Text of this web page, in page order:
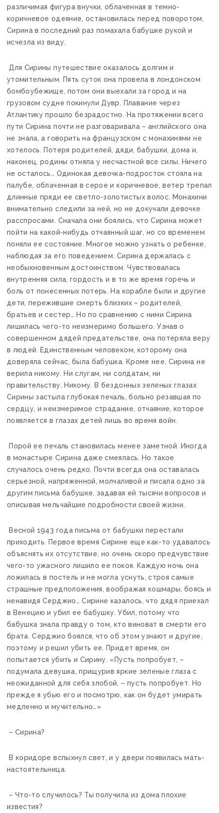
различимая фигура внучки, облаченная в темно-
коричневое одеяние, остановилась перед поворотом,
Сирина в последний раз помахала бабушке рукой и
исчезла из виду.
Для Сирины путешествие оказалось долгим и
утомительным. Пять суток она провела в лондонском
бомбоубежище, потом они выехали за город и на
грузовом судне покинули Дувр. Плавание через
Атлантику прошло безрадостно. На протяжении всего
пути Сирина почти не разговаривала – английского она
не знала, а говорить на французском с монахинями не
хотелось. Потеря родителей, дяди, бабушки, дома и,
наконец, родины отняла у несчастной все силы. Ничего
не осталось… Одинокая девочка-подросток стояла на
палубе, облаченная в серое и коричневое, ветер трепал
длинные пряди ее светло-золотистых волос. Монахини
внимательно следили за ней, но не докучали девочке
расспросами. Сначала они боялись, что Сирина может
пойти на какой-нибудь отчаянный шаг, но со временем
поняли ее состояние. Многое можно узнать о ребенке,
наблюдая за его поведением. Сирина держалась с
необыкновенным достоинством. Чувствовалась
внутренняя сила, гордость и в то же время горечь и
боль от понесенных потерь. На корабле были и другие
дети, пережившие смерть близких – родителей,
братьев и сестер… Но по сравнению с ними Сирина
лишилась чего-то неизмеримо большего. Узнав о
совершенном дядей предательстве, она потеряла веру
в людей. Единственным человеком, которому она
доверяла сейчас, была бабушка. Кроме нее, Сирина не
верила никому. Ни слугам, ни солдатам, ни
правительству. Никому. В бездонных зеленых глазах
Сирины застыла глубокая печаль, больно резавшая по
сердцу, и неизмеримое страдание, отчаяние, которое
появляется в глазах детей лишь во время войн.
Порой ее печаль становилась менее заметной. Иногда
в монастыре Сирина даже смеялась. Но такое
случалось очень редко. Почти всегда она оставалась
серьезной, напряженной, молчаливой и писала одно за
другим письма бабушке, задавая ей тысячи вопросов и
описывая мельчайшие подробности своей жизни.
Весной 1943 года письма от бабушки перестали
приходить. Первое время Сирине еще как-то удавалось
объяснять их отсутствие, но очень скоро предчувствие
чего-то ужасного лишило ее покоя. Каждую ночь она
ложилась в постель и не могла уснуть, строя самые
страшные предположения, воображая кошмары, боясь и
ненавидя Серджио… Сирине казалось, что дядя приехал
в Венецию и убил ее бабушку. Убил, потому что
бабушка знала правду о том, кто виноват в смерти его
брата. Серджио боялся, что об этом узнают и другие,
поэтому и решил убить ее. Придет время, он
попытается убить и Сирину. «Пусть попробует, –
подумала девушка, прищурив яркие зеленые глаза с
неожиданной для себя злобой, – пусть попробует. Но
прежде я убью его и посмотрю, как он будет умирать
медленно и мучительно…»
– Сирина?
В коридоре вспыхнул свет, и у двери появилась мать-
настоятельница.
– Что-то случилось? Ты получила из дома плохие
известия?